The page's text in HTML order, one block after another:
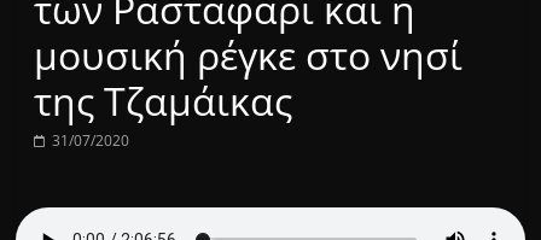
μουσική ρέγκε στο νησί
της Τζαμάικας
31/07/2020